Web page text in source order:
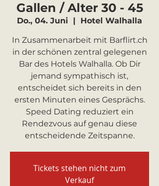
Gallen / Alter 30 - 45
Do., 04. Juni
  |
Hotel Walhalla
In Zusammenarbeit mit Barflirt.ch
in der schönen zentral gelegenen
Bar des Hotels Walhalla. Ob Dir
jemand sympathisch ist,
entscheidet sich bereits in den
ersten Minuten eines Gesprächs.
Speed Dating reduziert ein
Rendezvous auf genau diese
entscheidende Zeitspanne.
Tickets stehen nicht zum
Verkauf